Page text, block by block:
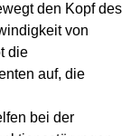
den Kopf des
von
die
auf, die
bei der